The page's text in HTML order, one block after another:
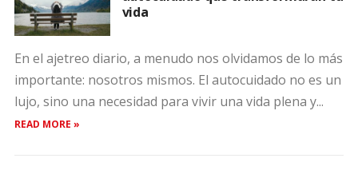
vida
En el ajetreo diario, a menudo nos olvidamos de lo más
importante: nosotros mismos. El autocuidado no es un
lujo, sino una necesidad para vivir una vida plena y...
READ MORE »